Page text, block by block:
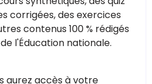
corrigées, des exercices
contenus 100 % rédigés
l'Éducation nationale.
aurez accès à votre